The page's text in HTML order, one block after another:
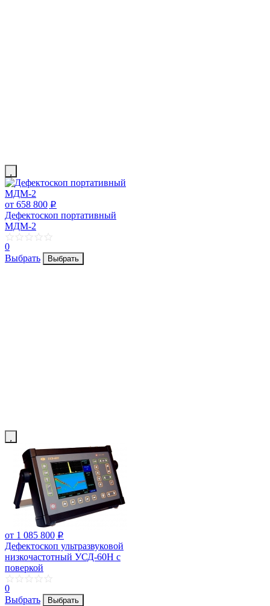
от 658 800 p
Дефектоскоп портативный
МДМ-2
0
Выбрать
Выбрать
от 1 085 800 p
Дефектоскоп ультразвуковой
низкочастотный УСД-60Н с
поверкой
0
Выбрать
Выбрать